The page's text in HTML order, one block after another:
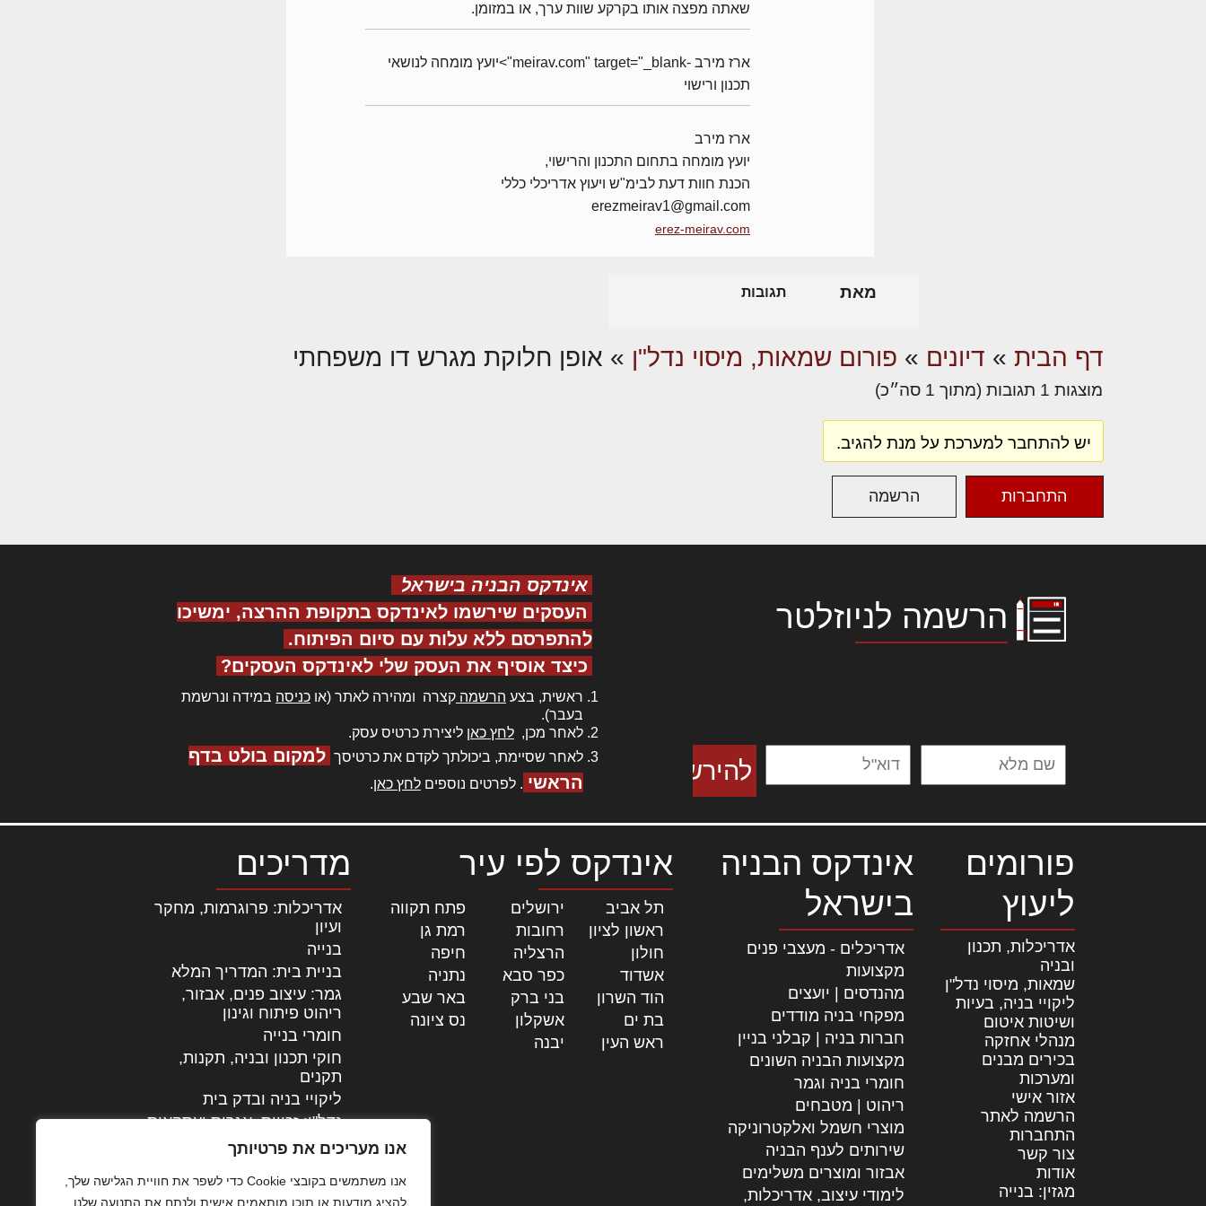
אנו מעריכים את פרטיותך
אנו משתמשים בקובצי Cookie כדי לשפר את חוויית הגלישה שלך,
להציג מודעות או תוכן מותאמים אישית ולנתח את התנועה שלנו.
שאתה מפצה אותו בקרקע שוות ערך, או במזומן.
ארז מירב -meirav.com" target="_blank">יועץ מומחה לנושאי
תכנון ורישוי
ארז מירב
יועץ מומחה בתחום התכנון והרישוי,
הכנת חוות דעת לבימ"ש ויעוץ אדריכלי כללי
erezmeirav1@gmail.com
erez-meirav.com
מאת תגובות
דף הבית » דיונים » פורום שמאות, מיסוי נדל"ן » אופן חלוקת מגרש דו משפחתי
מוצגות 1 תגובות (מתוך 1 סה״כ)
יש להתחבר למערכת על מנת להגיב.
התחברות הרשמה
הרשמה לניוזלטר
אינדקס הבניה בישראל
העסקים שירשמו לאינדקס בתקופת ההרצה, ימשיכו
להתפרסם ללא עלות עם סיום הפיתוח.
כיצד אוסיף את העסק שלי לאינדקס העסקים?
ראשית, בצע הרשמה קצרה ומהירה לאתר (או כניסה במידה ונרשמת
בעבר).
לאחר מכן, לחץ כאן ליצירת כרטיס עסק.
לאחר שסיימת, ביכולתך לקדם את כרטיסך למקום בולט בדף
הראשי . לפרטים נוספים לחץ כאן.
פורומים
ליעוץ
אדריכלות, תכנון
ובניה
שמאות, מיסוי נדל"ן
ליקויי בניה, בעיות
ושיטות איטום
מנהלי אחזקה
בכירים מבנים
ומערכות
אזור אישי
הרשמה לאתר
התחברות
צור קשר
אודות
מגזין: בנייה
אינדקס הבניה
בישראל
אדריכלים - מעצבי פנים
מקצועות
מהנדסים | יועצים
מפקחי בניה מודדים
חברות בניה | קבלני בניין
מקצועות הבניה השונים
חומרי בניה וגמר
ריהוט | מטבחים
מוצרי חשמל ואלקטרוניקה
שירותים לענף הבניה
אבזור ומוצרים משלימים
לימודי עיצוב, אדריכלות,
אינדקס לפי עיר
תל אביב ירושלים פתח תקווה
ראשון לציון
רחובות| רמת גן
חולון
הרצליה חיפה
אשדוד
כפר סבא| נתניה
הוד השרון
בני ברק באר שבע
בת ים
אשקלון נס ציונה
ראש העין
יבנה
מדריכים
אדריכלות: פרוגרמות, מחקר
ועיון
בנייה
בניית בית: המדריך המלא
גמר: עיצוב פנים, אבזור,
ריהוט פיתוח וגינון
חומרי בנייה
חוקי תכנון ובניה, תקנות,
תקנים
ליקויי בניה ובדק בית
נדל"ן: זכויות, אגרות ועסקאות
עיצוב הבית
מתקדמות